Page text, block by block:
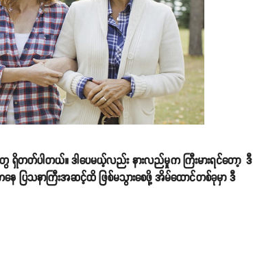
တ်ပါတယ်။ ဒါပေမယ့်လည်း နားလည်မှုက ကြီးမားရင်တော့ ဒီ
ြသနာကြီးအဆင့်ထိ ဖြစ်မသွားစေဖို့ အိမ်ထောင်တစ်ခုမှာ ဒီ